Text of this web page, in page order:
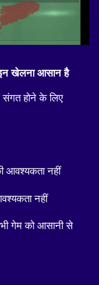
खेलना आसान है
होने के लिए
नहीं
नहीं
गेम को आसानी से